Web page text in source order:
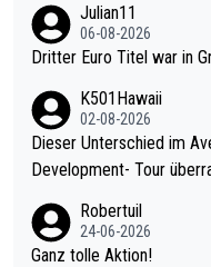
Julian11
06-08-2026
Dritter Euro Titel war in
K501Hawaii
02-08-2026
Dieser Unterschied im Average
Development- Tour
mal 40+ erst recht. Da gewinnst keinen Blumentopf - ist ja noc
h krasser wie ein Pokalspiel eines Kreisligisten vs einem Bund
Robertuil
24-06-2026
Ganz tolle Aktion!